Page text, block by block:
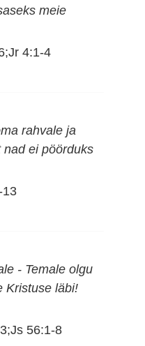
meie
4:1-4
rahvale ja
ei pöörduks
13
- Temale olgu
Kristuse läbi!
56:1-8